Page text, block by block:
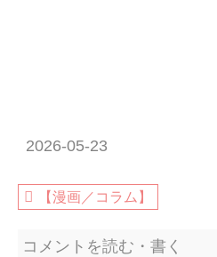
2026-05-23
【漫画／コラム】
コメントを読む・書く